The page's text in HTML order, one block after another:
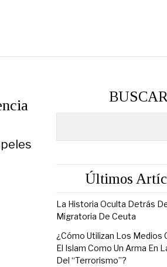
Últimos
La Historia Oculta Detrás
Migratoria De Ceuta
¿Cómo Utilizan Los Medios
El Islam Como Un Arma En
Del “Terrorismo”?